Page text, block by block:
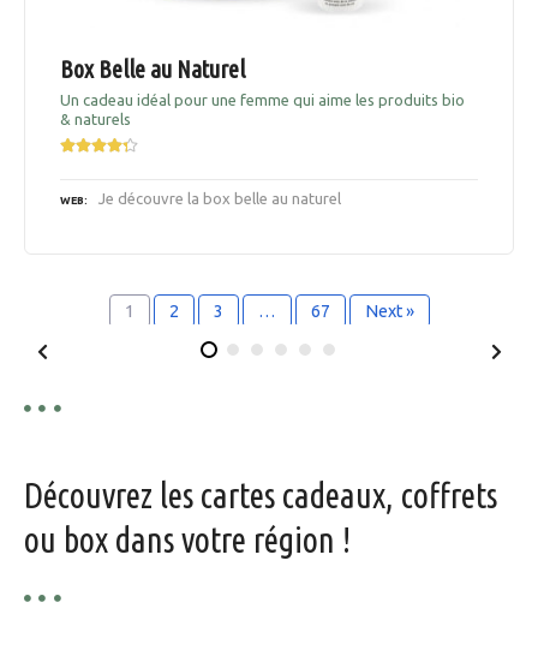
Box Belle au Naturel
Un cadeau idéal pour une femme qui aime les produits bio
& naturels
WEB Je découvre la box belle au naturel
1 2 3 … 67 Next »
Découvrez les cartes cadeaux, coffrets
ou box dans votre région !